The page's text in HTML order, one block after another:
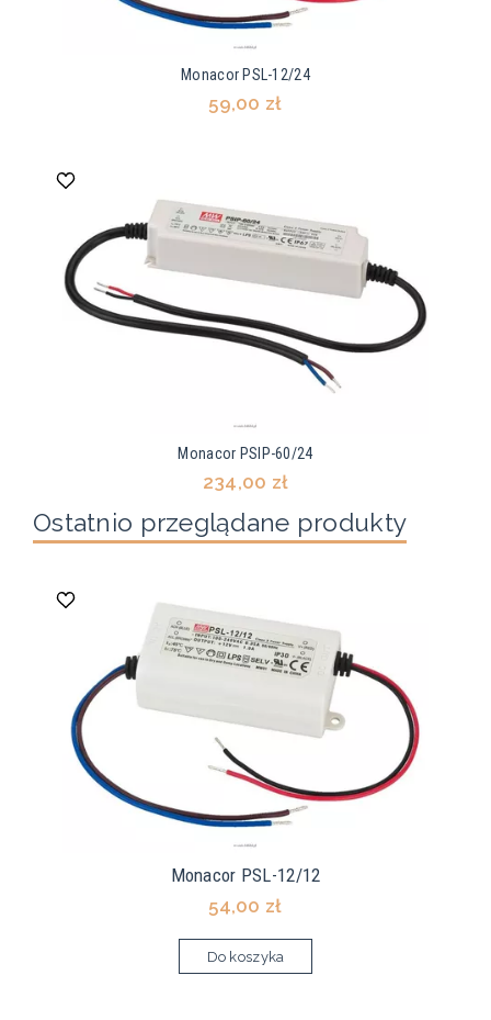
Monacor PSL-12/24
59,00 zł
Monacor PSIP-60/24
234,00 zł
Ostatnio przeglądane produkty
Monacor PSL-12/12
54,00 zł
Do koszyka